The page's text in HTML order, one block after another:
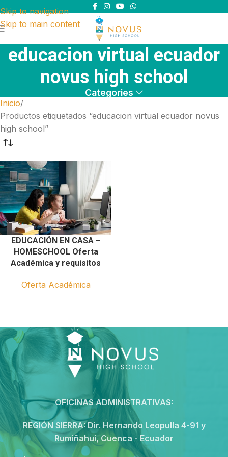
Skip to navigation
Skip to main content
educacion virtual ecuador
novus high school
Categories
Inicio
Productos etiquetados “educacion virtual ecuador novus
high school”
EDUCACIÓN EN CASA –
HOMESCHOOL Oferta
Académica y requisitos
Oferta Académica
OFICINAS ADMINISTRATIVAS:
REGIÓN SIERRA:Dir. Hernando Leopulla 4-91 y
Rumiñahui, Cuenca - Ecuador